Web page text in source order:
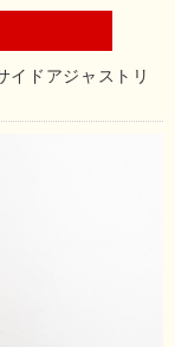
イドアジャストリ